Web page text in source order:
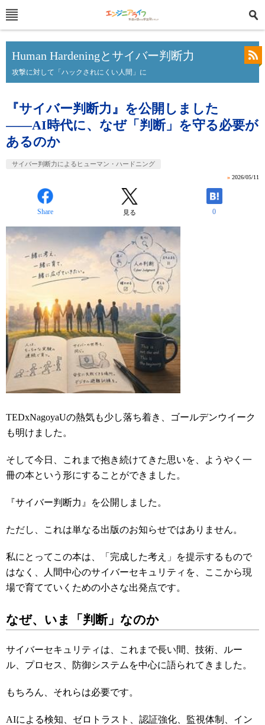
Human Hardeningとサイバー判断力
攻撃に対して「ハックされにくい人間」に
『サイバー判断力』を公開しました
――AI時代に、なぜ「判断」を守る必要が
あるのか
サイバー判断力によるヒューマン・ハードニング
» 2026/05/11
Share 見る 0
TEDxNagoyaUの熱気も少し落ち着き、ゴールデンウイーク
も明けました。
そして今日、これまで抱き続けてきた思いを、ようやく一
冊の本という形にすることができました。
『サイバー判断力』を公開しました。
ただし、これは単なる出版のお知らせではありません。
私にとってこの本は、「完成した考え」を提示するもので
はなく、人間中心のサイバーセキュリティを、ここから現
場で育てていくための小さな出発点です。
なぜ、いま「判断」なのか
サイバーセキュリティは、これまで長い間、技術、ルー
ル、プロセス、防御システムを中心に語られてきました。
もちろん、それらは必要です。
AIによる検知、ゼロトラスト、認証強化、監視体制、イン